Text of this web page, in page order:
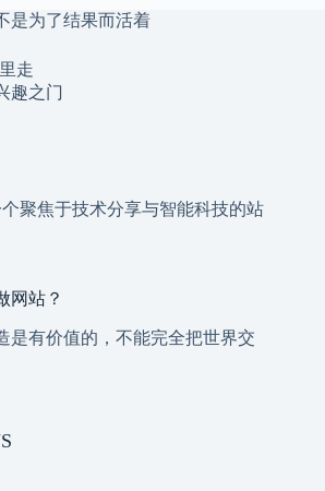
是为了结果而活着
走
趣之门
个聚焦于技术分享与智能科技的站
网站？
是有价值的，不能完全把世界交